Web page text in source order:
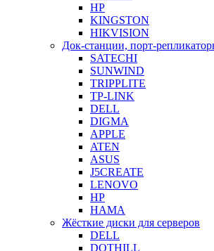
HP
KINGSTON
HIKVISION
Док-станции, порт-
SATECHI
SUNWIND
TRIPPLITE
TP-LINK
DELL
DIGMA
APPLE
ATEN
ASUS
J5CREATE
LENOVO
HP
HAMA
Жёсткие диски для серверов
DELL
DOTHILL